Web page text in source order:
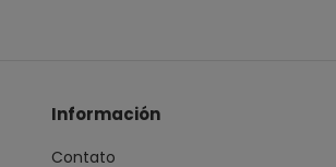
Información
Contato